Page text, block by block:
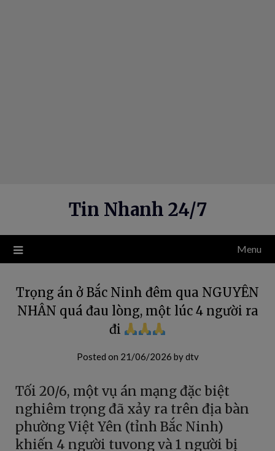
Tin Nhanh 24/7
Menu
Trọng án ở Bắc Ninh đêm qua NGUYÊN
NHÂN quá đau lòng, một lúc 4 người ra
đi
Posted on 21/06/2026 bydtv
Tối 20/6, một vụ án mạng đặc biệt
nghiêm trọng đã xảy ra trên địa bàn
phường Việt Yên (tỉnh Bắc Ninh)
khiến 4 người tuvong và 1 người bị